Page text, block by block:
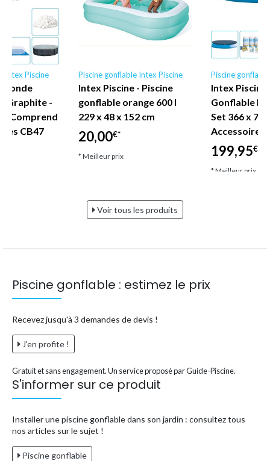
Intex Piscine
Ronde
Graphite -
- Comprend
CB47
Piscine gonflable Intex Piscine
Intex Piscine - Piscine
gonflable orange 600 l
229 x 48 x 152 cm
20,00€*
* Meilleur prix
Piscine
Intex Piscine
Gonflable
Set 366 x 76
Accessoire
199,95€*
* Meilleur prix
Voir tous les produits
Piscine gonflable : estimez le prix
Recevez jusqu'à 3 demandes de devis !
J'en profite !
Gratuit et sans engagement. Un service proposé par Guide-Piscine.
S'informer sur ce produit
Installer une piscine gonflable dans son jardin : consultez tous
nos articles sur le sujet !
Piscine gonflable